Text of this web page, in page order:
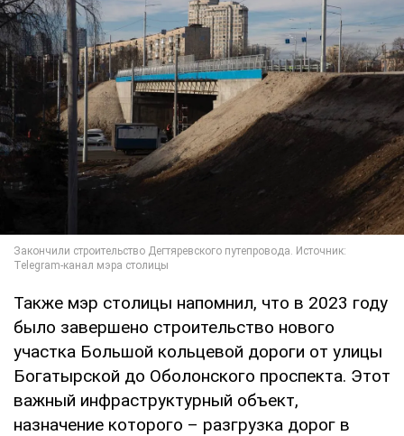
Также мэр столицы напомнил, что в 2023 году
было завершено строительство нового
участка Большой кольцевой дороги от улицы
Богатырской до Оболонского проспекта. Этот
важный инфраструктурный объект,
назначение которого – разгрузка дорог в